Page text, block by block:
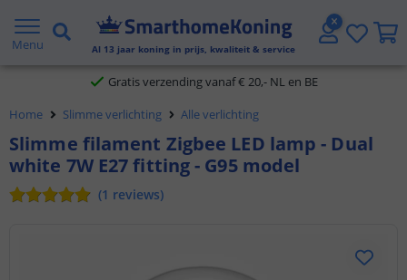
Menu Al 13 jaar koning in prijs, kwaliteit & service
2 jaar garantie
Gratis verzending vanaf € 20,- NL en BE
Klantbeoordeling 9.1
Voor 23:45 uur besteld,morgen in huis
Home Slimme verlichting Alle verlichting
Slimme filament Zigbee LED lamp - Dual
white 7W E27 fitting - G95 model
(1 reviews)